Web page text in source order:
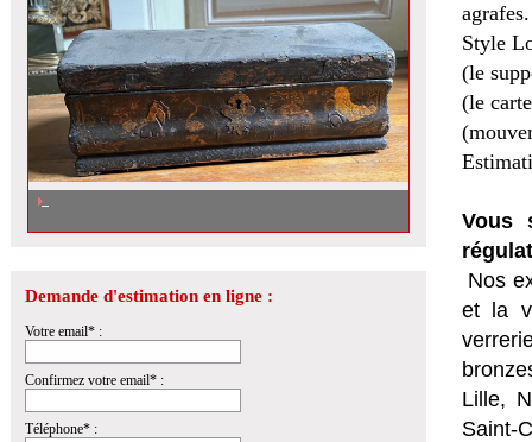
Demande d'estimation en ligne :
Votre email* :
Confirmez votre email* :
Téléphone* :
agrafes.
Style
(le
(le
Vous
Nos
et la
Lille,
Saint-